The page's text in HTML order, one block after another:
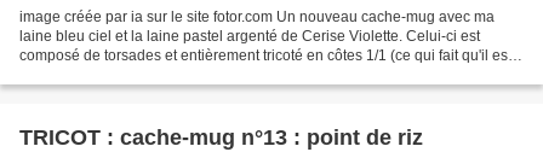
image créée par ia sur le site fotor.com Un nouveau cache-mug avec ma
laine bleu ciel et la laine pastel argenté de Cerise Violette. Celui-ci est
composé de torsades et entièrement tricoté en côtes 1/1 (ce qui fait qu'il est
TRICOT : cache-mug n°13 : point de riz